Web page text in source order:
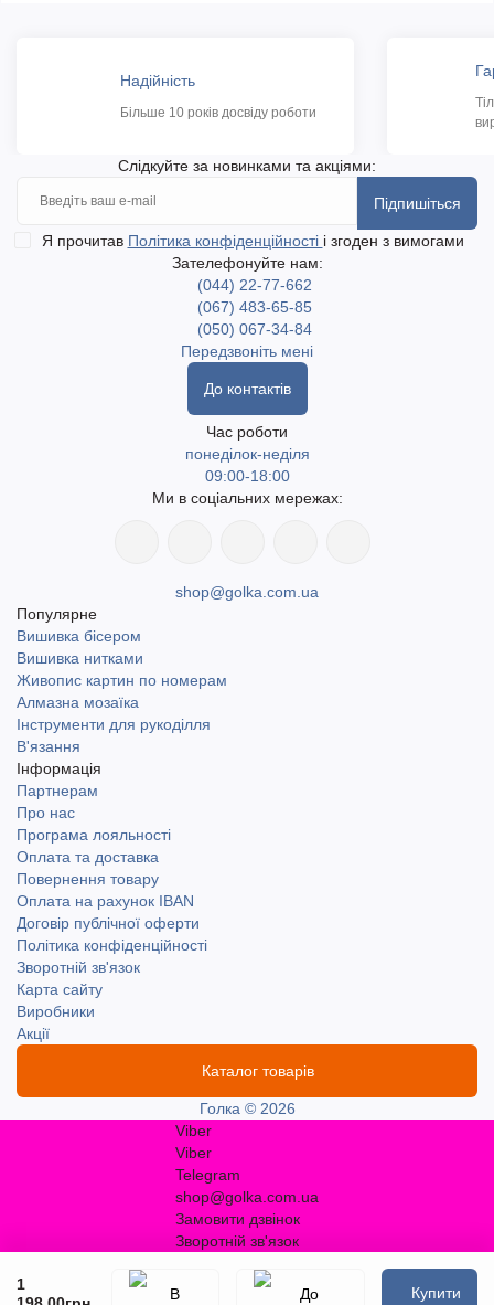
1
Купити
Надійність
Більше 10 років досвіду роботи
Слідкуйте за новинками та акціями:
Підпишіться
Я прочитав Політика конфіденційності і згоден з вимогами
Зателефонуйте нам:
(044) 22-77-662
(067) 483-65-85
(050) 067-34-84
Передзвоніть мені
До контактів
Час роботи
понеділок-неділя
09:00-18:00
Ми в соціальних мережах:
shop@golka.com.ua
Популярне
Вишивка бісером
Вишивка нитками
Живопис картин по номерам
Алмазна мозаїка
Інструменти для рукоділля
В'язання
Інформація
Партнерам
Про нас
Програма лояльності
Оплата та доставка
Повернення товару
Оплата на рахунок IBAN
Договір публічної оферти
Політика конфіденційності
Зворотній зв'язок
Карта сайту
Виробники
Акції
Каталог товарів
Голка © 2026
Viber
Viber
Telegram
shop@golka.com.ua
Замовити дзвінок
Зворотній зв'язок